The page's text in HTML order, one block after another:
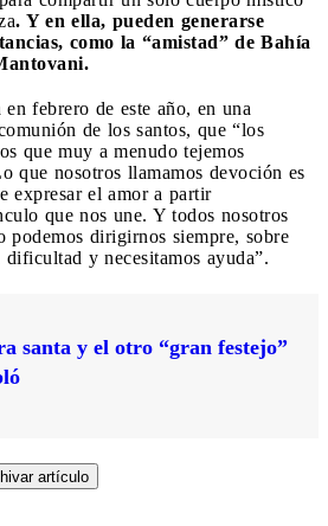
. Y en ella, pueden generarse
como la “amistad” de Bahía
febrero de este año, en una
de los santos, que “los
que muy a menudo tejemos
que nosotros llamamos devoción es
expresar el amor a partir
que nos une. Y todos nosotros
podemos dirigirnos siempre, sobre
dificultad y necesitamos ayuda”.
santa y el otro “gran festejo”
artículo